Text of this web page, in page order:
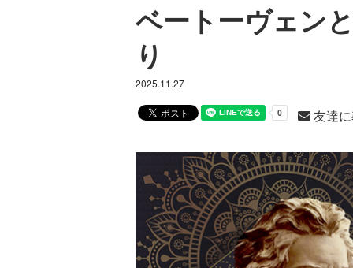
ベートーヴェン
り
2025.11.27
友達